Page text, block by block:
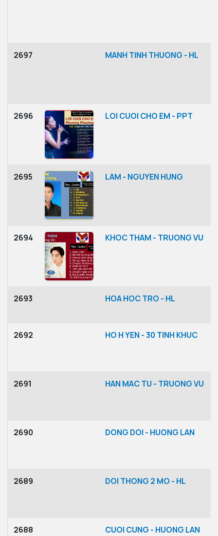
2697 MANH TINH THUONG - HL
2696 LOI CUOI CHO EM - PPT
2695 LAM - NGUYEN HUNG
2694 KHOC THAM - TRUONG VU
2693 HOA HOC TRO - HL
2692 HO H YEN - 30 TINH KHUC
2691 HAN MAC TU - TRUONG VU
2690 DONG DOI - HUONG LAN
2689 DOI THONG 2 MO - HL
2688 CUOI CUNG - HUONG LAN